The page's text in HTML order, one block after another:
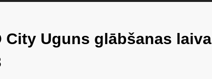
City Uguns glābšanas laiva